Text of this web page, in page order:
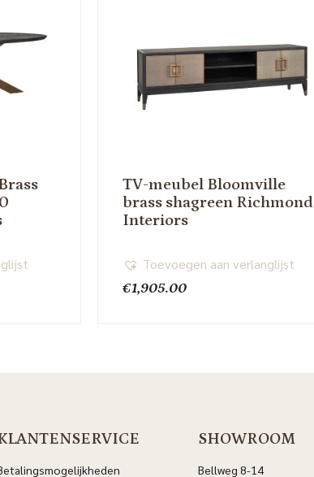
TV-meubel Bloomville
brass shagreen Richmond
Interiors
€1,905.00
Toevoegen aan verlanglijst
SHOWROOM
Bellweg 8-14